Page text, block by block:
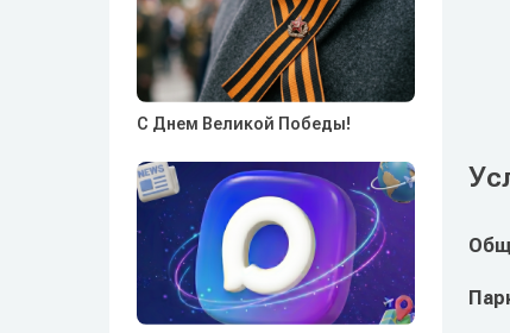
С Днем Великой Победы!